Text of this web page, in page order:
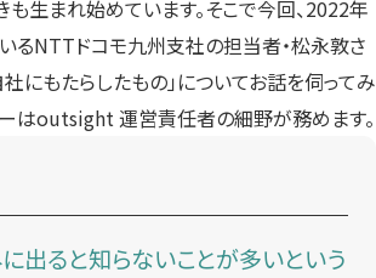
も生まれ始めています。そこで今回、2022年
るNTTドコモ九州支社の担当者・松永敦さ
にもたらしたもの」についてお話を伺ってみ
ーはoutsight 運営責任者の細野が務めます。
出ると知らないことが多いという